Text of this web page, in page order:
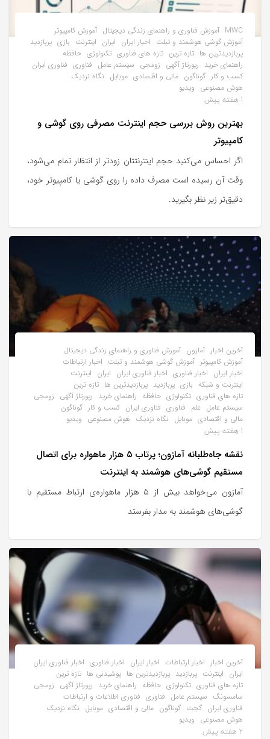
MWC آموزش فناوری و راهنمای زندگی دیجیتال آموزش کامپیوتر
آموزش گوشی هوشمند و تبلت اخبار ایران ایران اینترنت بازی پربازدید
پربازدیدترین ها تازه ترین تازه های فناوری تکنولوژی حافظه
راهنمای خرید رپورتاژ آگهی زومجی سیستم عامل فناوری فناوری ایران
کسب و کار گوناگون مالی و اقتصادی موبایل نگاه نزدیک
هوش مصنوعی ویدیو
1 هفته پیش
بهترین روش بررسی حجم اینترنت مصرفی روی گوشی و
کامپیوتر
اگر احساس می‌کنید حجم اینترنتتان زودتر از انتظار تمام می‌شود،
وقت آن رسیده است مصرف داده را روی گوشی یا کامپیوتر خود،
دقیق‌تر زیر نظر بگیرید.
آخرین اخبار آمازون آموزش فناوری و راهنمای زندگی دیجیتال
آموزش کامپیوتر آموزش گوشی هوشمند و تبلت اخبار ارتباطات
اخبار ایران اخبار فناوری اخبار فناوری ایران ایران اینترنت
اینترنت و شبکه بازی پربازدید پربازدیدترین ها تازه ترین
تازه های فناوری تکنولوژی حافظه راهنمای خرید رپورتاژ آگهی زومجی
سیستم عامل علم فناوری فناوری ایران کسب و کار گوناگون
مالی و اقتصادی موبایل نگاه نزدیک هوش مصنوعی ویدیو
1 هفته پیش
نقشه جاه‌طلبانه آمازون؛ پرتاب ۵ هزار ماهواره برای اتصال
مستقیم گوشی‌های هوشمند به اینترنت
آمازون می‌خواهد بیش از ۵ هزار ماهواره‌ی ارتباط مستقیم با
گوشی‌های هوشمند به مدار بفرستد
آخرین اخبار اخبار ارتباطات اخبار ایران اخبار فناوری اخبار فناوری ایران
ایران اینترنت پربازدید پربازدیدترین ها پوشیدنی ها تازه ترین
تازه های فناوری تکنولوژی حافظه راهنمای خرید رپورتاژ آگهی زومجی
سامسونگ سیستم عامل فناوری فناوری اطلاعات و ارتباطات
فناوری ایران گجت گوناگون مالی و اقتصادی موبایل نگاه نزدیک
هوش مصنوعی ویدیو
2 هفته پیش